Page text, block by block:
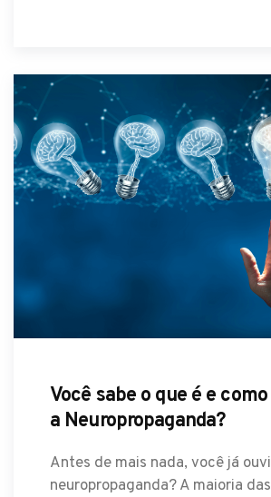
Você sabe o que é e
a Neuropropaganda?
Antes de mais nada, você já
neuropropaganda? A maioria